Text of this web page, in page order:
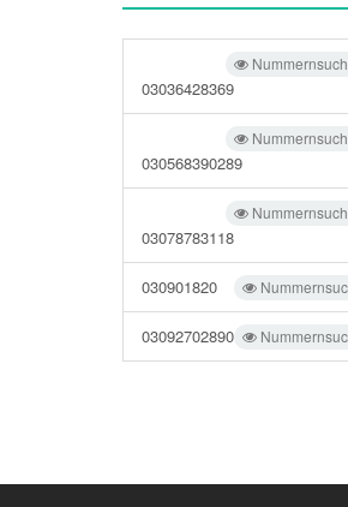
03036428369
030568390289
03078783118
030901820
03092702890